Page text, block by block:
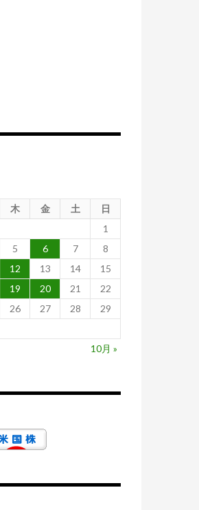
木 金 土
日
1
5 6 7
8
12 13 14
15
19 20 21
22
26 27 28
29
10月 »